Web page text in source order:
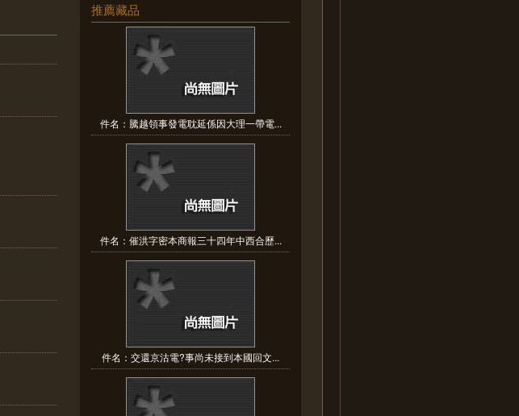
推薦藏品
件名：騰越領事發電耽延係因大理一帶電...
件名：催洪字密本商報三十四年中西合歷...
件名：交還京沽電?事尚未接到本國回文...